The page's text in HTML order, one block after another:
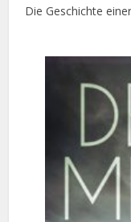
Die Geschichte